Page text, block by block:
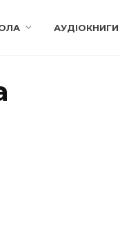
АУДІОКНИГИ